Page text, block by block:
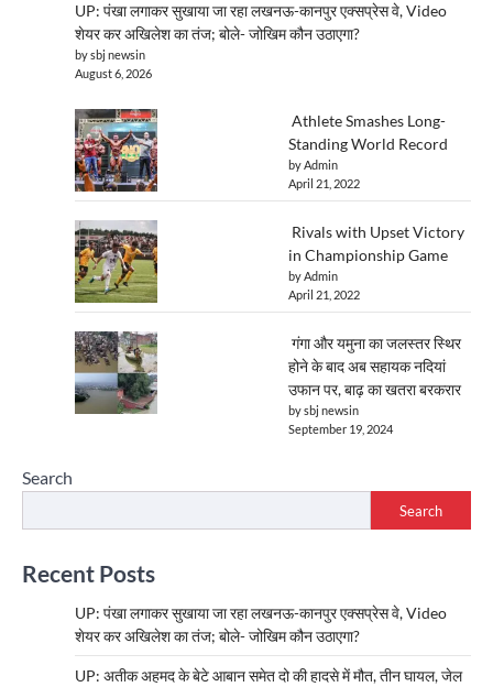
UP: पंखा लगाकर सुखाया जा रहा लखनऊ-कानपुर एक्सप्रेस वे, Video
शेयर कर अखिलेश का तंज; बोले- जोखिम कौन उठाएगा?
by sbj newsin
August 6, 2026
Athlete Smashes Long-
Standing World Record
by Admin
April 21, 2022
Rivals with Upset Victory
in Championship Game
by Admin
April 21, 2022
गंगा और यमुना का जलस्तर स्थिर
होने के बाद अब सहायक नदियां
उफान पर, बाढ़ का खतरा बरकरार
by sbj newsin
September 19, 2024
Search
Search
Recent Posts
UP: पंखा लगाकर सुखाया जा रहा लखनऊ-कानपुर एक्सप्रेस वे, Video
शेयर कर अखिलेश का तंज; बोले- जोखिम कौन उठाएगा?
UP: अतीक अहमद के बेटे आबान समेत दो की हादसे में मौत, तीन घायल, जेल